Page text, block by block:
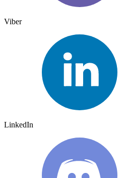
Viber
LinkedIn